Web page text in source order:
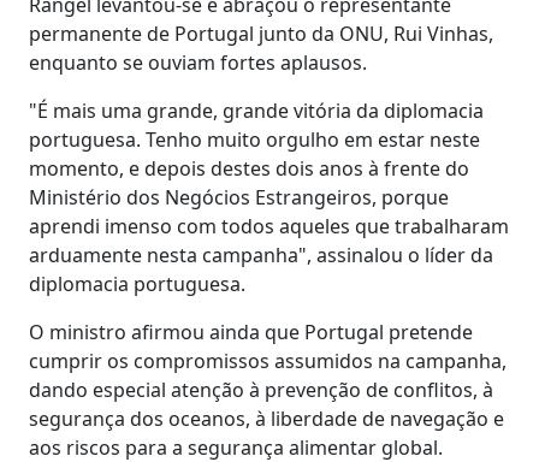
permanente de Portugal junto da ONU, Rui Vinhas,
enquanto se ouviam fortes aplausos.
"É mais uma grande, grande vitória da diplomacia
portuguesa. Tenho muito orgulho em estar neste
momento, e depois destes dois anos à frente do
Ministério dos Negócios Estrangeiros, porque
aprendi imenso com todos aqueles que trabalharam
arduamente nesta campanha", assinalou o líder da
diplomacia portuguesa.
O ministro afirmou ainda que Portugal pretende
cumprir os compromissos assumidos na campanha,
dando especial atenção à prevenção de conflitos, à
segurança dos oceanos, à liberdade de navegação e
aos riscos para a segurança alimentar global.